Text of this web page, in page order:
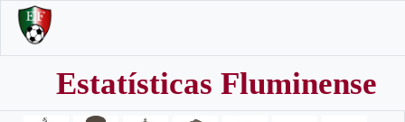
Estatísticas Fluminense